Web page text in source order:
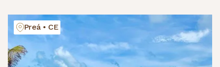
Preá • CE